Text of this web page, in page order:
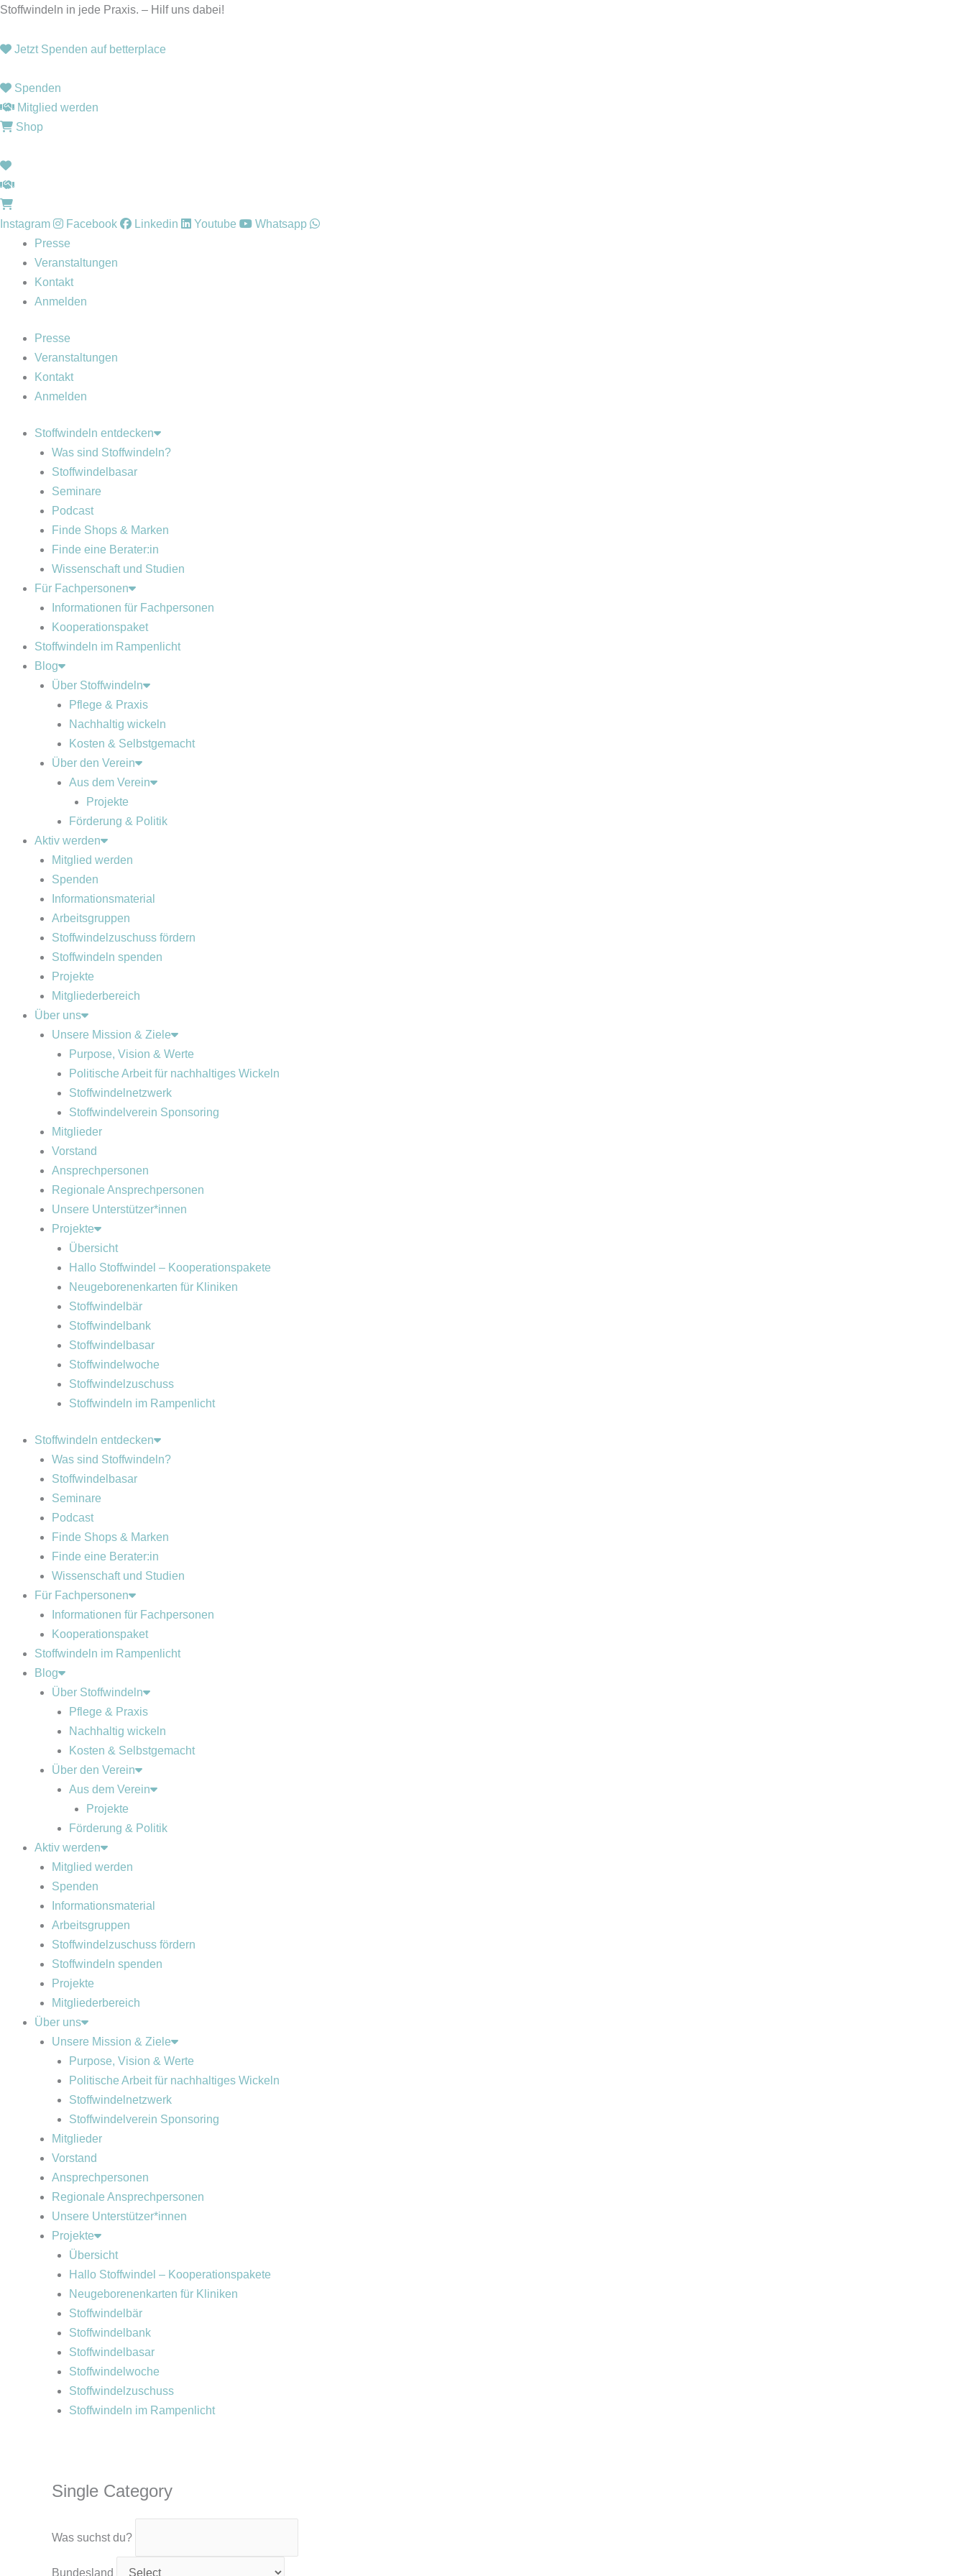
Zum
springen
Stoffwindeln in jede Praxis. – Hilf uns dabei!
Jetzt Spenden auf betterplace
Spenden
Mitglied werden
Shop
Instagram Facebook Linkedin Youtube
Whatsapp
Presse
Veranstaltungen
Kontakt
Anmelden
Presse
Veranstaltungen
Kontakt
Anmelden
Stoffwindeln entdecken
Was sind Stoffwindeln?
Stoffwindelbasar
Seminare
Podcast
Finde Shops & Marken
Finde eine Berater:in
Wissenschaft und Studien
Für Fachpersonen
Informationen für Fachpersonen
Kooperationspaket
Stoffwindeln im Rampenlicht
Blog
Über Stoffwindeln
Pflege & Praxis
Nachhaltig wickeln
Kosten & Selbstgemacht
Über den Verein
Aus dem Verein
Projekte
Förderung & Politik
Aktiv werden
Mitglied werden
Spenden
Informationsmaterial
Arbeitsgruppen
Stoffwindelzuschuss fördern
Stoffwindeln spenden
Projekte
Mitgliederbereich
Über uns
Unsere Mission & Ziele
Purpose, Vision & Werte
Politische Arbeit für nachhaltiges Wickeln
Stoffwindelnetzwerk
Stoffwindelverein Sponsoring
Mitglieder
Vorstand
Ansprechpersonen
Regionale Ansprechpersonen
Unsere Unterstützer*innen
Projekte
Übersicht
Hallo Stoffwindel – Kooperationspakete
Neugeborenenkarten für Kliniken
Stoffwindelbär
Stoffwindelbank
Stoffwindelbasar
Stoffwindelwoche
Stoffwindelzuschuss
Stoffwindeln im Rampenlicht
Stoffwindeln entdecken
Was sind Stoffwindeln?
Stoffwindelbasar
Seminare
Podcast
Finde Shops & Marken
Finde eine Berater:in
Wissenschaft und Studien
Für Fachpersonen
Informationen für Fachpersonen
Kooperationspaket
Stoffwindeln im Rampenlicht
Blog
Über Stoffwindeln
Pflege & Praxis
Nachhaltig wickeln
Kosten & Selbstgemacht
Über den Verein
Aus dem Verein
Projekte
Förderung & Politik
Aktiv werden
Mitglied werden
Spenden
Informationsmaterial
Arbeitsgruppen
Stoffwindelzuschuss fördern
Stoffwindeln spenden
Projekte
Mitgliederbereich
Über uns
Unsere Mission & Ziele
Purpose, Vision & Werte
Politische Arbeit für nachhaltiges Wickeln
Stoffwindelnetzwerk
Stoffwindelverein Sponsoring
Mitglieder
Vorstand
Ansprechpersonen
Regionale Ansprechpersonen
Unsere Unterstützer*innen
Projekte
Übersicht
Hallo Stoffwindel – Kooperationspakete
Neugeborenenkarten für Kliniken
Stoffwindelbär
Stoffwindelbank
Stoffwindelbasar
Stoffwindelwoche
Stoffwindelzuschuss
Stoffwindeln im Rampenlicht
Single Category
Was suchst du?
Bundesland